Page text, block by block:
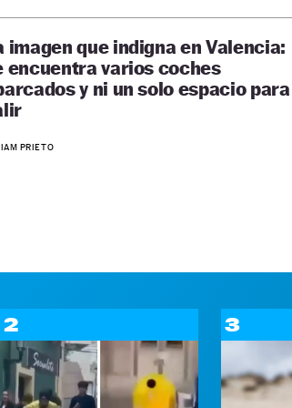
imagen que indigna en Valencia:
encuentra varios coches
y ni un solo espacio para
PRIETO
2 3